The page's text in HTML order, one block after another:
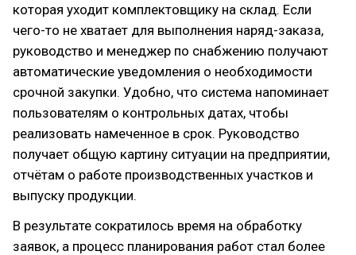
которая уходит комплектовщику на склад. Если
чего-то не хватает для выполнения наряд-заказа,
руководство и менеджер по снабжению получают
автоматические уведомления о необходимости
срочной закупки. Удобно, что система напоминает
пользователям о контрольных датах, чтобы
реализовать намеченное в срок. Руководство
получает общую картину ситуации на предприятии,
отчётам о работе производственных участков и
выпуску продукции.
В результате сократилось время на обработку
заявок, а процесс планирования работ стал более